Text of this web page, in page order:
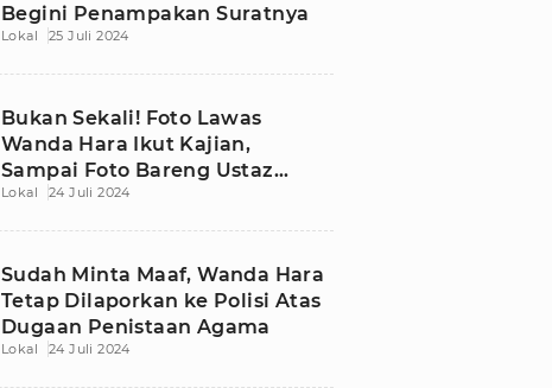
Begini Penampakan Suratnya
Lokal 25 Juli 2024
Bukan Sekali! Foto Lawas
Wanda Hara Ikut Kajian,
Sampai Foto Bareng Ustaz
Hanan Attaki
Lokal 24 Juli 2024
Sudah Minta Maaf, Wanda Hara
Tetap Dilaporkan ke Polisi Atas
Dugaan Penistaan Agama
Lokal 24 Juli 2024